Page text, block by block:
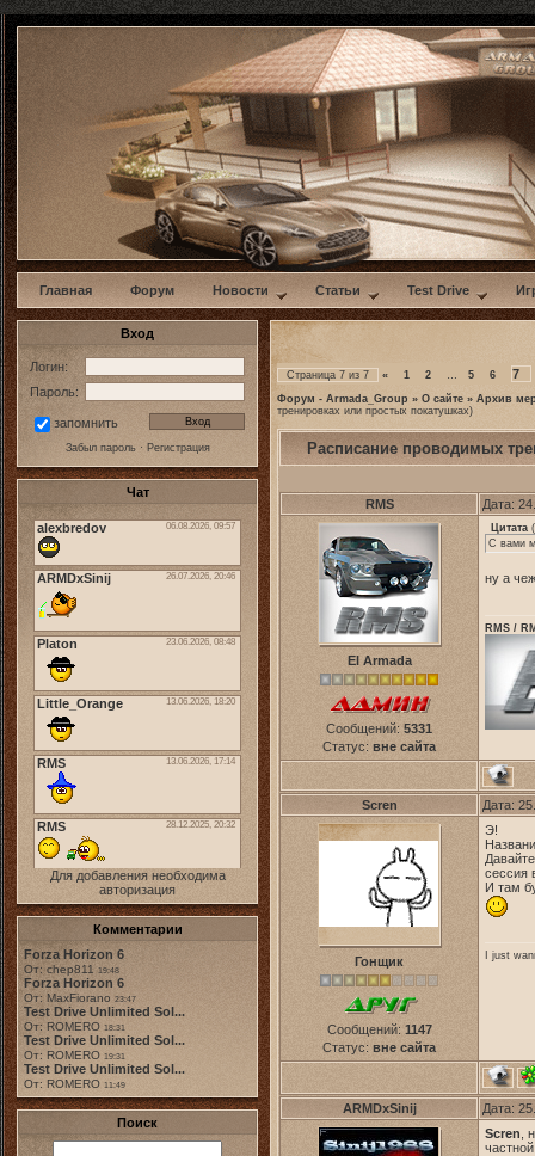
w
Главная Форум Новости Статьи Test Drive
Вход
Логин:
Пароль:
запомнить
Забыл пароль· Регистрация
Чат
Для добавления необходима
авторизация
Комментарии
Forza Horizon 6
От: chep811 19:48
Forza Horizon 6
От: MaxFiorano 23:47
Test Drive Unlimited Sol...
От: ROMERO 18:31
Test Drive Unlimited Sol...
От: ROMERO 19:31
Test Drive Unlimited Sol...
От: ROMERO 11:49
Поиск
Страница 7 из 7 « 1 2 … 5 6 7
Форум - Armada_Group » О сайте » Архив
тренировках или простых покатушках)
Расписание проводимых
RMS Дата:
El Armada
Сообщений: 5331
Статус: вне сайта
Цитата (
С вами
ну а
RMS /
Scren Дата:
Гонщик
Сообщений: 1147
Статус: вне сайта
Э!
сессия
И там
I just
ARMDxSinij Дата:
Scren ,